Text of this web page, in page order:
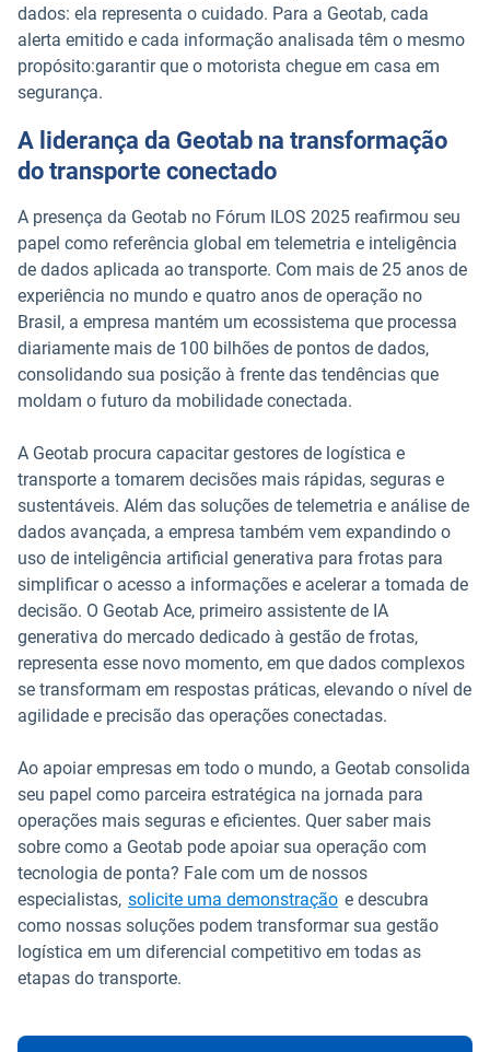
dados: ela representa o cuidado. Para a Geotab, cada
alerta emitido e cada informação analisada têm o mesmo
propósito:garantir que o motorista chegue em casa em
segurança.
A liderança da Geotab na transformação
do transporte conectado
A presença da Geotab no Fórum ILOS 2025 reafirmou seu
papel como referência global em telemetria e inteligência
de dados aplicada ao transporte. Com mais de 25 anos de
experiência no mundo e quatro anos de operação no
Brasil, a empresa mantém um ecossistema que processa
diariamente mais de 100 bilhões de pontos de dados,
consolidando sua posição à frente das tendências que
moldam o futuro da mobilidade conectada.
A Geotab procura capacitar gestores de logística e
transporte a tomarem decisões mais rápidas, seguras e
sustentáveis. Além das soluções de telemetria e análise de
dados avançada, a empresa também vem expandindo o
uso de inteligência artificial generativa para frotas para
simplificar o acesso a informações e acelerar a tomada de
decisão. O Geotab Ace, primeiro assistente de IA
generativa do mercado dedicado à gestão de frotas,
representa esse novo momento, em que dados complexos
se transformam em respostas práticas, elevando o nível de
agilidade e precisão das operações conectadas.
Ao apoiar empresas em todo o mundo, a Geotab consolida
seu papel como parceira estratégica na jornada para
operações mais seguras e eficientes. Quer saber mais
sobre como a Geotab pode apoiar sua operação com
tecnologia de ponta? Fale com um de nossos
especialistas, solicite uma demonstração e descubra
como nossas soluções podem transformar sua gestão
logística em um diferencial competitivo em todas as
etapas do transporte.